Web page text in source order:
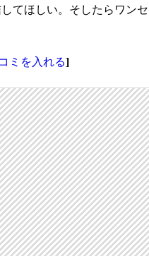
てほしい。そしたらワン
ミを入れる]